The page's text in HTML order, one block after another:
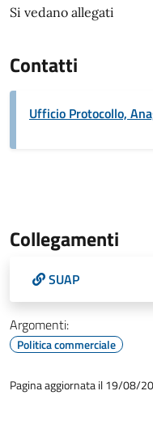
Si vedano allegati
Contatti
Ufficio Protocollo,
Collegamenti
SUAP
Argomenti:
Politica commerciale
Pagina aggiornata il 19/08/